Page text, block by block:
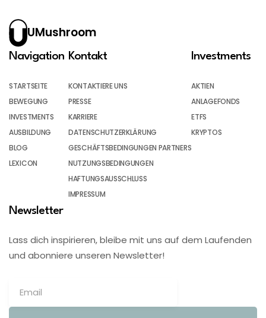
UMushroom
Navigation
STARTSEITE
BEWEGUNG
INVESTMENTS
AUSBILDUNG
BLOG
LEXICON
Kontakt
KONTAKTIERE UNS
PRESSE
KARRIERE
DATENSCHUTZERKLÄRUNG
GESCHÄFTSBEDINGUNGEN PARTNERS
NUTZUNGSBEDINGUNGEN
HAFTUNGSAUSSCHLUSS
IMPRESSUM
Investments
AKTIEN
ANLAGEFONDS
ETFS
KRYPTOS
Newsletter
Lass dich inspirieren, bleibe mit uns auf dem Laufenden
und abonniere unseren Newsletter!